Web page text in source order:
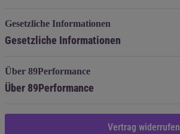
Gesetzliche Informationen
Gesetzliche Informationen
Über 89Performance
Über 89Performance
Vertrag widerrufen